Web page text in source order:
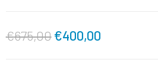
€675,00 Ursprünglicher
€400,00Aktueller